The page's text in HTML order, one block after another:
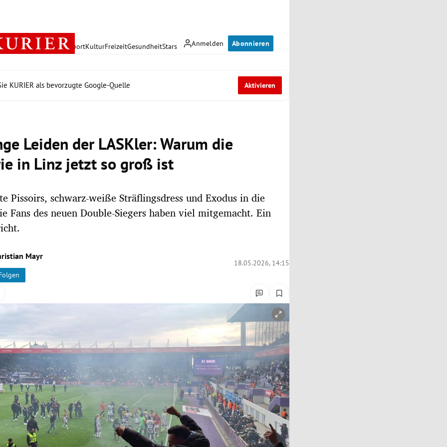
Anmelden Abonnieren
PolitikWirtschaft SportKulturFreizeitGesundheitStars
KURIER als bevorzugte Google-Quelle Aktivieren
Leiden der LASKler: Warum die
in Linz jetzt so groß ist
Pissoirs, schwarz-weiße Sträflingsdress und Exodus in die
Fans des neuen Double-Siegers haben viel mitgemacht. Ein
Mayr
18.05.2026, 14:15
öffnen/schließen